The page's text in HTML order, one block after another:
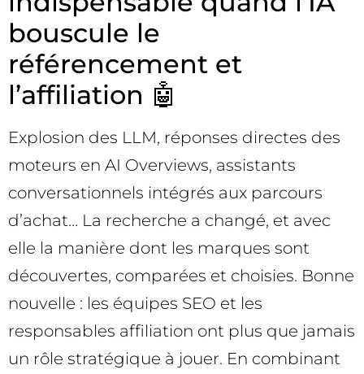
bouscule le
référencement et
l’affiliation 🤖
Explosion des LLM, réponses directes des
moteurs en AI Overviews, assistants
conversationnels intégrés aux parcours
d’achat… La recherche a changé, et avec
elle la manière dont les marques sont
découvertes, comparées et choisies. Bonne
nouvelle : les équipes SEO et les
responsables affiliation ont plus que jamais
un rôle stratégique à jouer. En combinant